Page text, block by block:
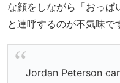
な顔をしながら「おっ
と連呼するのが不気味で
Jordan Peterson